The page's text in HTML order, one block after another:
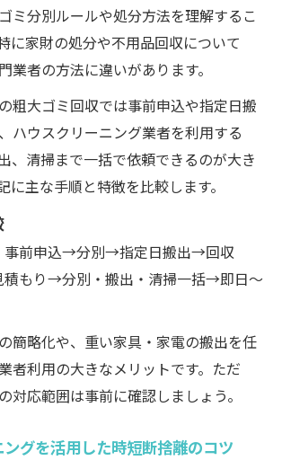
など小型家電の正しい出し方
業を時短するハウスクリーニングの
の分別ルールを押さえるコツ
ず片付く快適な暮らしの始め方
始める片付け手順フローチャート
住まい作りに役立つ断捨離術
リーニングで叶うストレスフリー
区郡で人気の片付けサポートとは
部屋が片付く秘訣を紹介
処分を楽にする片付け活用術
分方法と費用の比較表
収と業者回収のメリット・デメリ
ミ分別ルールや処分方法を理解するこ
に家財の処分や不用品回収について
業者の方法に違いがあります。
粗大ゴミ回収では事前申込や指定日搬
ハウスクリーニング業者を利用する
、清掃まで一括で依頼できるのが大き
に主な手順と特徴を比較します。
事前申込→分別→指定日搬出→回収
積もり→分別・搬出・清掃一括→即日～
簡略化や、重い家具・家電の搬出を任
者利用の大きなメリットです。ただ
対応範囲は事前に確認しましょう。
グを活用した時短断捨離のコツ